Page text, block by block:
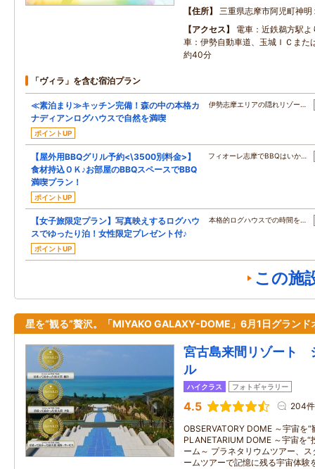
住所
三重県志摩市阿児町神
アクセス
電車：近鉄鵜方駅
車：伊勢自動車道、玉城ＩＣまた
約40分
「ヴィラ」を含む宿泊プラン
≪素泊まり≫キッチン完備！森の中の本格カ
ナディアンログハウスで自然を満喫
ポイントUP
伊勢志摩エリアの隠れリゾー…
【屋外用BBQグリル予約<\3500別料金>】
食材持込ＯＫ♪お部屋のBBQスペースでBBQ
満喫プラン！
ポイントUP
フィオーレ志摩でBBQはいか…
【女子旅限定プラン】写真映えするログハウ
スでゆったり泊！女性限定プレゼント付♪
ポイントUP
本格的ログハウスでの時間を…
この施
星を“観る”贅沢。「MIYAKO GALAXY-DOME」6月1日グランド
宮古島来間リゾート
ル
ハイクラス フォトギャラリー
4.5 204件
OBSERVATORY DOME ～宇宙を
PLANETARIUM DOME ～宇宙を
ーム～ プラネタリウムツアー、
ームツアーで記憶に残る宇宙体験